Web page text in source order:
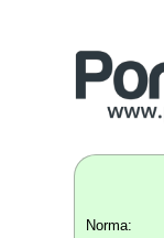
Norma: